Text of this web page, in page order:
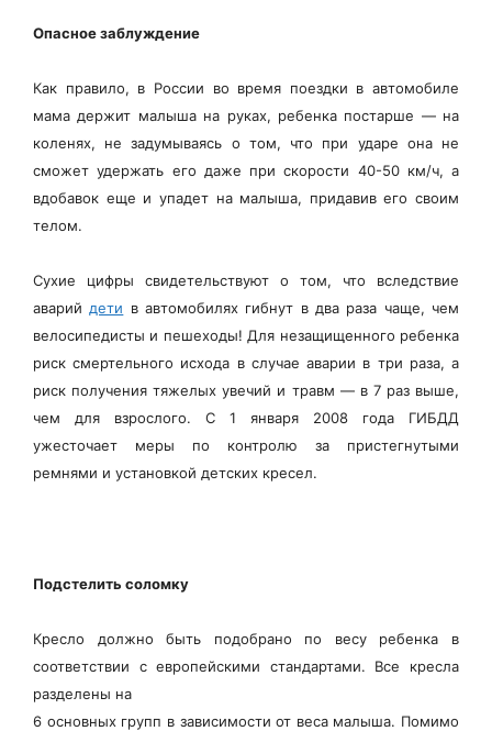
Опасное заблуждение
Как правило, в России во время поездки в автомобиле
мама держит малыша на руках, ребенка постарше — на
коленях, не задумываясь о том, что при ударе она не
сможет удержать его даже при скорости 40-50 км/ч, а
вдобавок еще и упадет на малыша, придавив его своим
телом.
Сухие цифры свидетельствуют о том, что вследствие
аварий дети в автомобилях гибнут в два раза чаще, чем
велосипедисты и пешеходы! Для незащищенного ребенка
риск смертельного исхода в случае аварии в три раза, а
риск получения тяжелых увечий и травм — в 7 раз выше,
чем для взрослого. С 1 января 2008 года ГИБДД
ужесточает меры по контролю за пристегнутыми
ремнями и установкой детских кресел.
Подстелить соломку
Кресло должно быть подобрано по весу ребенка в
соответствии с европейскими стандартами. Все кресла
разделены на
6 основных групп в зависимости от веса малыша. Помимо